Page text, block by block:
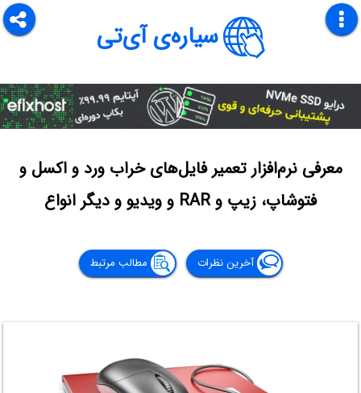
سیاره‌ی آی‌تی
معرفی نرم‌افزار تعمیر فایل‌های خراب ورد و اکسل و
فتوشاپ، زیپ و RAR و ویدیو و دیگر انواع
آخرین نظرات مطالب مرتبط